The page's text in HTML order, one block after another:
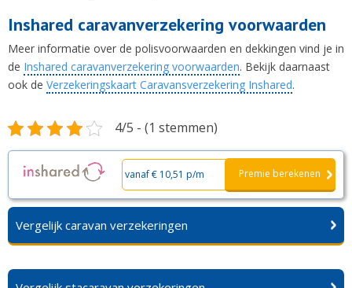
Inshared caravanverzekering voorwaarden
Meer informatie over de polisvoorwaarden en dekkingen vind je in
de Inshared caravanverzekering voorwaarden. Bekijk daarnaast
ook de Verzekeringskaart Caravansverzekering Inshared.
4/5 - (1 stemmen)
vanaf € 10,51 p/m Premie berekenen
Vergelijk caravan verzekeringen